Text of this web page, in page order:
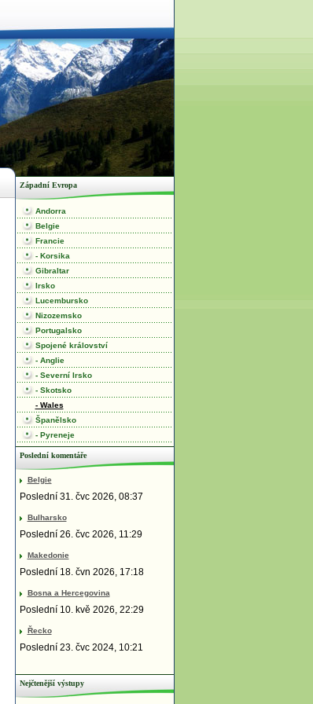
Západní Evropa
Andorra
Belgie
Francie
- Korsika
Gibraltar
Irsko
Lucembursko
Nizozemsko
Portugalsko
Spojené království
- Anglie
- Severní Irsko
- Skotsko
- Wales
Španělsko
- Pyreneje
Poslední komentáře
Belgie
Poslední 31. čvc 2026, 08:37
Bulharsko
Poslední 26. čvc 2026, 11:29
Makedonie
Poslední 18. čvn 2026, 17:18
Bosna a Hercegovina
Poslední 10. kvě 2026, 22:29
Řecko
Poslední 23. čvc 2024, 10:21
Nejčtenější výstupy